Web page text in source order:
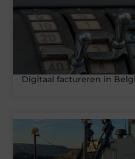
Digitaal factureren in